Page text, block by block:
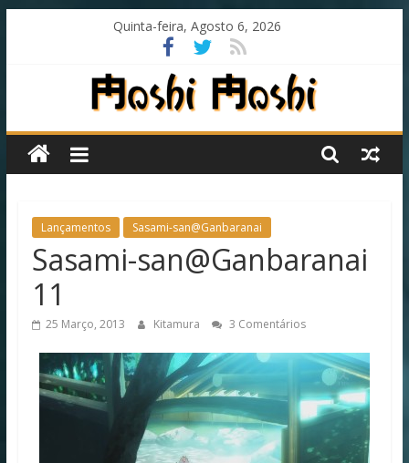
Quinta-feira, Agosto 6, 2026
Moshi
Moshi
Subs
fansub
diferente
outros!
Lançamentos Sasami-san@Ganbaranai
Sasami-san@Ganbaranai
11
25 Março, 2013 Kitamura 3 Comentários